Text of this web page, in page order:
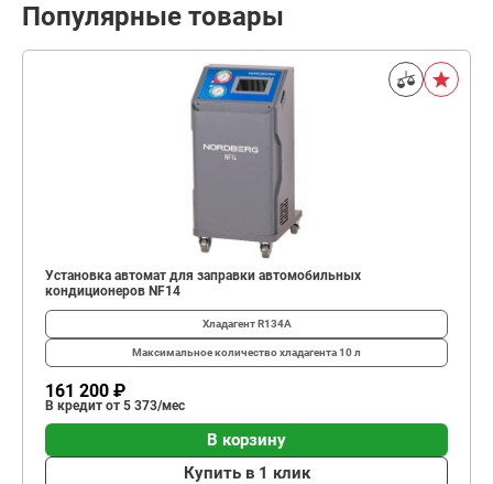
Популярные товары
Установка автомат для заправки автомобильных
кондиционеров NF14
ХладагентR134A
Максимальное количество хладагента10 л
161 200 ₽
В кредит от 5 373/мес
В корзину
Купить в 1 клик